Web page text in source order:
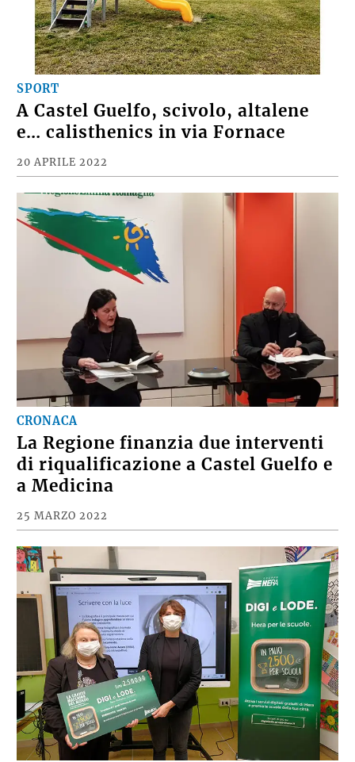
SPORT
A Castel Guelfo, scivolo, altalene
e… calisthenics in via Fornace
20 APRILE 2022
CRONACA
La Regione finanzia due interventi
di riqualificazione a Castel Guelfo e
a Medicina
25 MARZO 2022